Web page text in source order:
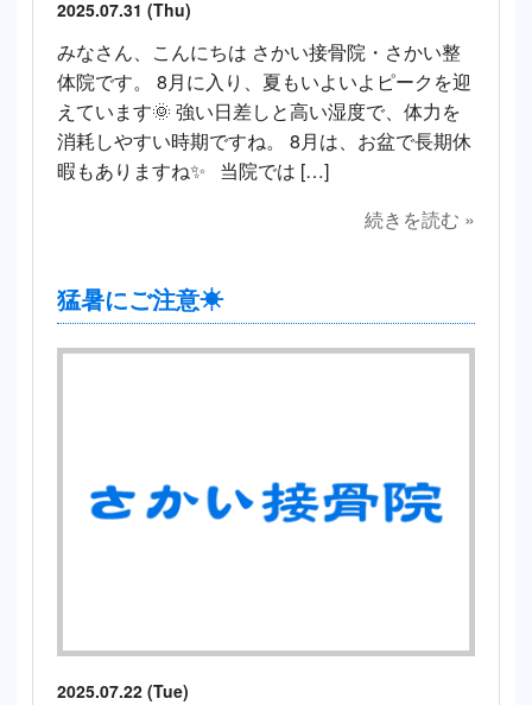
2025.07.31 (Thu)
みなさん、こんにちは さかい接骨院・さかい整
体院です。 8月に入り、夏もいよいよピークを迎
えています🌞 強い日差しと高い湿度で、体力を
消耗しやすい時期ですね。 8月は、お盆で長期休
暇もありますね✨ 当院では […]
続きを読む »
猛暑にご注意☀
2025.07.22 (Tue)